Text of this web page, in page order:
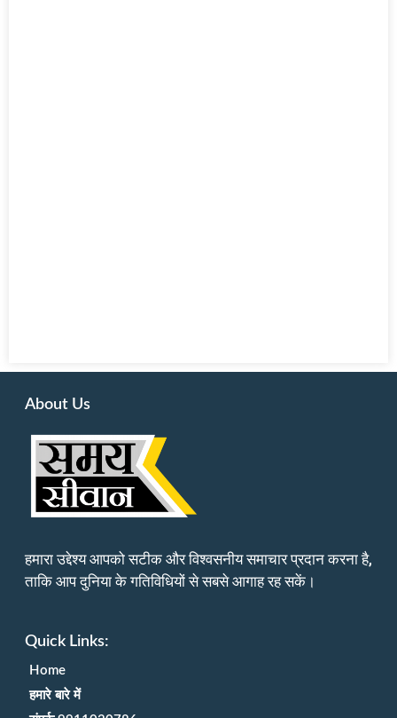
About Us
हमारा उद्देश्य आपको सटीक और विश्वसनीय समाचार प्रदान करना है,
ताकि आप दुनिया के गतिविधियों से सबसे आगाह रह सकें।
Quick Links:
Home
हमारे बारे में